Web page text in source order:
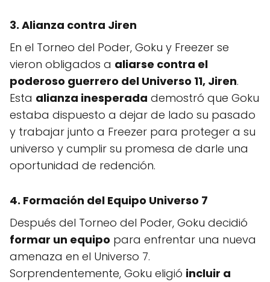
3. Alianza contra Jiren
En el Torneo del Poder, Goku y Freezer se
vieron obligados a aliarse contra el
poderoso guerrero del Universo 11, Jiren.
Esta alianza inesperada demostró que Goku
estaba dispuesto a dejar de lado su pasado
y trabajar junto a Freezer para proteger a su
universo y cumplir su promesa de darle una
oportunidad de redención.
4. Formación del Equipo Universo 7
Después del Torneo del Poder, Goku decidió
formar un equipo para enfrentar una nueva
amenaza en el Universo 7.
Sorprendentemente, Goku eligió incluir a